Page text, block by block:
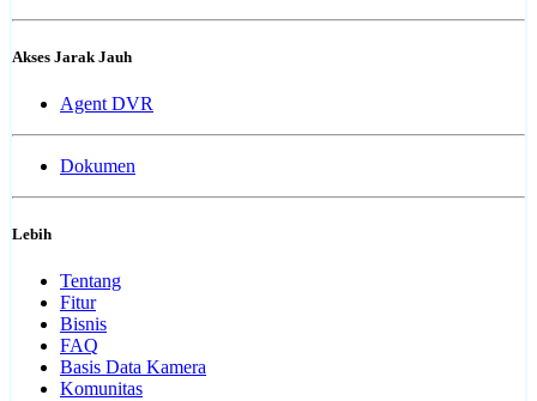
Akses Jarak Jauh
Agent DVR
Dokumen
Lebih
Tentang
Fitur
Bisnis
FAQ
Basis Data Kamera
Komunitas